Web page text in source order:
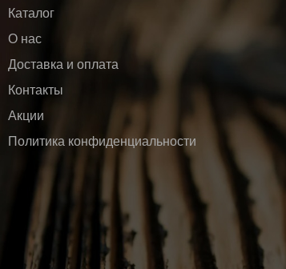
Каталог
О нас
Доставка и оплата
Контакты
Акции
Политика конфиденциальности